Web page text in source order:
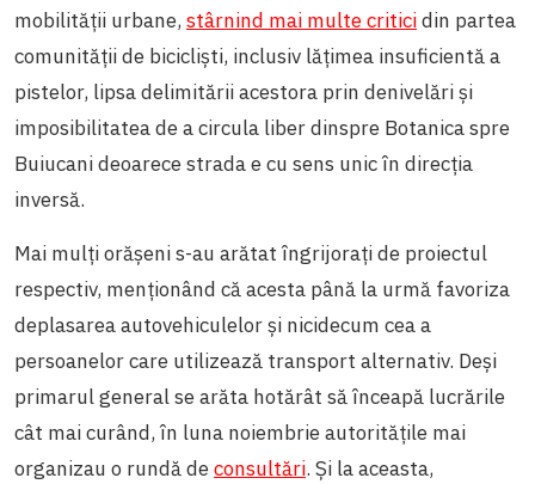
mobilității urbane, stârnind mai multe criticidin partea
comunității de bicicliști, inclusiv lățimea insuficientă a
pistelor, lipsa delimitării acestora prin denivelări și
imposibilitatea de a circula liber dinspre Botanica spre
Buiucani deoarece strada e cu sens unic în direcția
inversă.
Mai mulți orășeni s-au arătat îngrijorați de proiectul
respectiv, menționând că acesta până la urmă favoriza
deplasarea autovehiculelor și nicidecum cea a
persoanelor care utilizează transport alternativ. Deși
primarul general se arăta hotărât să înceapă lucrările
cât mai curând, în luna noiembrie autoritățile mai
organizau o rundă deconsultări. Și la aceasta,